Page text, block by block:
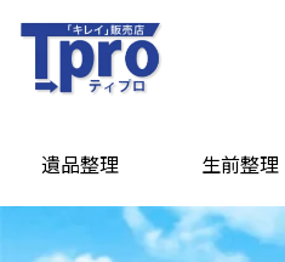
遺品整理 生前整理